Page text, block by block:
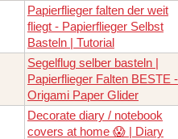
Papierflieger falten der weit
fliegt - Papierflieger Selbst
Basteln | Tutorial
Segelflug selber basteln |
Papierflieger Falten BESTE -
Origami Paper Glider
Decorate diary / notebook
covers at home 😱 | Diary